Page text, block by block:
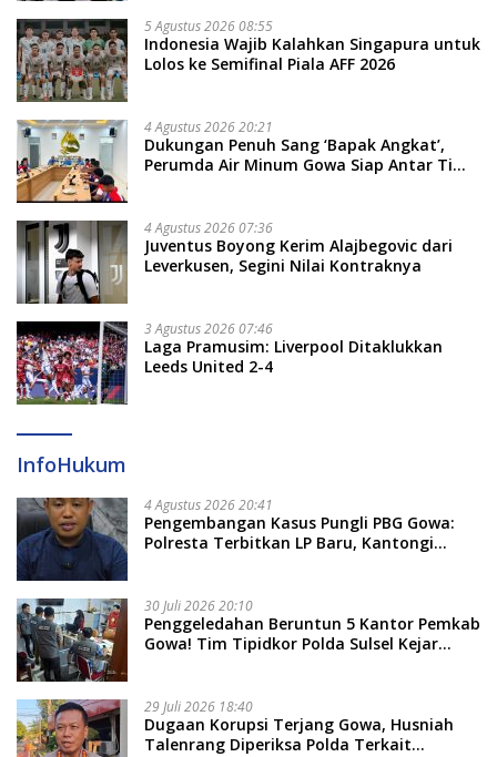
5 Agustus 2026 08:55
Indonesia Wajib Kalahkan Singapura untuk
Lolos ke Semifinal Piala AFF 2026
4 Agustus 2026 20:21
Dukungan Penuh Sang ‘Bapak Angkat’,
Perumda Air Minum Gowa Siap Antar Tim
4 Agustus 2026 07:36
Juventus Boyong Kerim Alajbegovic dari
Leverkusen, Segini Nilai Kontraknya
3 Agustus 2026 07:46
Laga Pramusim: Liverpool Ditaklukkan
Leeds United 2-4
InfoHukum
4 Agustus 2026 20:41
Pengembangan Kasus Pungli PBG Gowa:
Polresta Terbitkan LP Baru, Kantongi
30 Juli 2026 20:10
Penggeledahan Beruntun 5 Kantor Pemkab
Gowa! Tim Tipidkor Polda Sulsel Kejar
29 Juli 2026 18:40
Dugaan Korupsi Terjang Gowa, Husniah
Talenrang Diperiksa Polda Terkait